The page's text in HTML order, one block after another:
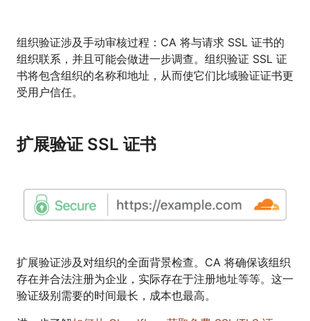
组织验证涉及手动审核过程：CA 将与请求 SSL 证书的
组织联系，并且可能会做进一步调查。组织验证 SSL 证
书将包含组织的名称和地址，从而使它们比域验证证书更
受用户信任。
扩展验证 SSL 证书
扩展验证涉及对组织的全面背景检查。CA 将确保该组织
存在并合法注册为企业，实际存在于注册地址等等。这一
验证级别需要的时间最长，成本也最高。